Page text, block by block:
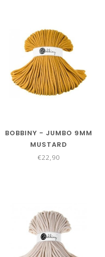
BOBBINY - JUMBO 9MM
MUSTARD
€22,90